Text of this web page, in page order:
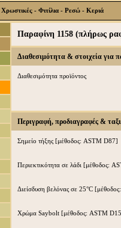
- Φιτίλια - Ρεσώ - Κεριά
Παραφίνη 1158 (πλήρως
Διαθεσιμότητα & στοιχεία για
Διαθεσιμότητα προϊόντος
Περιγραφή, προδιαγραφές &
Σημείο τήξης [μέθοδος: ASTM D87]
Περιεκτικότητα σε λάδι [μέθοδος:
Διείσδυση βελόνας σε 25°C
Χρώμα Saybolt [μέθοδος: ASTM